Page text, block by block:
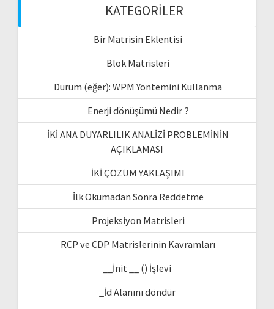
KATEGORILER
Bir Matrisin Eklentisi
Blok Matrisleri
Durum (eğer): WPM Yöntemini Kullanma
Enerji dönüşümü Nedir ?
İKİ ANA DUYARLILIK ANALİZİ PROBLEMİNİN
AÇIKLAMASI
İKİ ÇÖZÜM YAKLAŞIMI
İlk Okumadan Sonra Reddetme
Projeksiyon Matrisleri
RCP ve CDP Matrislerinin Kavramları
__İnit __ () İşlevi
_İd Alanını döndür